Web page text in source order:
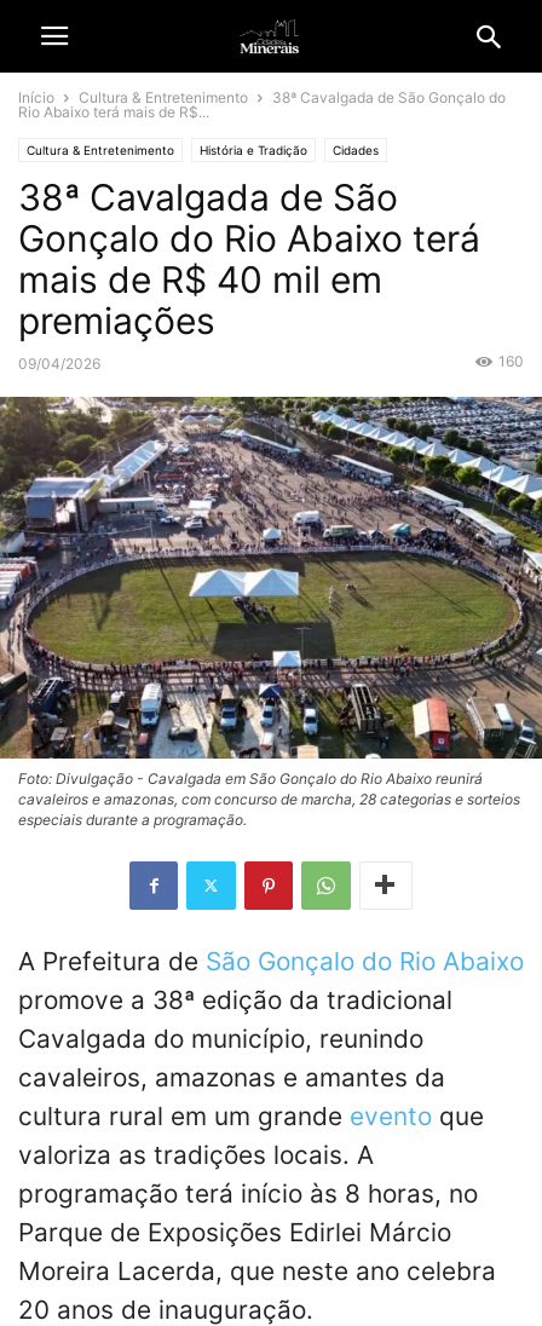
Início Cultura & Entretenimento
38ª Cavalgada de São Gonçalo do
Rio Abaixo terá mais de R$...
Cultura & Entretenimento História e Tradição Cidades
São Gonçalo do Rio Abaixo
38ª Cavalgada de São
Gonçalo do Rio Abaixo terá
mais de R$ 40 mil em
premiações
09/04/2026 160
Foto: Divulgação - Cavalgada em São Gonçalo do Rio Abaixo reunirá
cavaleiros e amazonas, com concurso de marcha, 28 categorias e sorteios
especiais durante a programação.
A Prefeitura de São Gonçalo do Rio Abaixo
promove a 38ª edição da tradicional
Cavalgada do município, reunindo
cavaleiros, amazonas e amantes da
cultura rural em um grande evento que
valoriza as tradições locais. A
programação terá início às 8 horas, no
Parque de Exposições Edirlei Márcio
Moreira Lacerda, que neste ano celebra
20 anos de inauguração.